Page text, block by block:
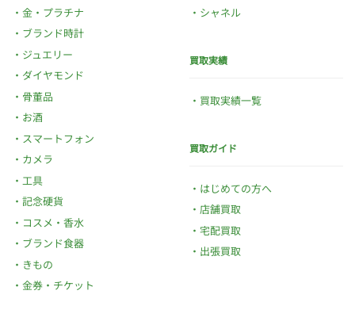
金・プラチナ
ブランド時計
ジュエリー
ダイヤモンド
骨董品
お酒
スマートフォン
カメラ
工具
記念硬貨
コスメ・香水
ブランド食器
きもの
金券・チケット
シャネル
買取実績
買取実績一覧
買取ガイド
はじめての方へ
店舗買取
宅配買取
出張買取